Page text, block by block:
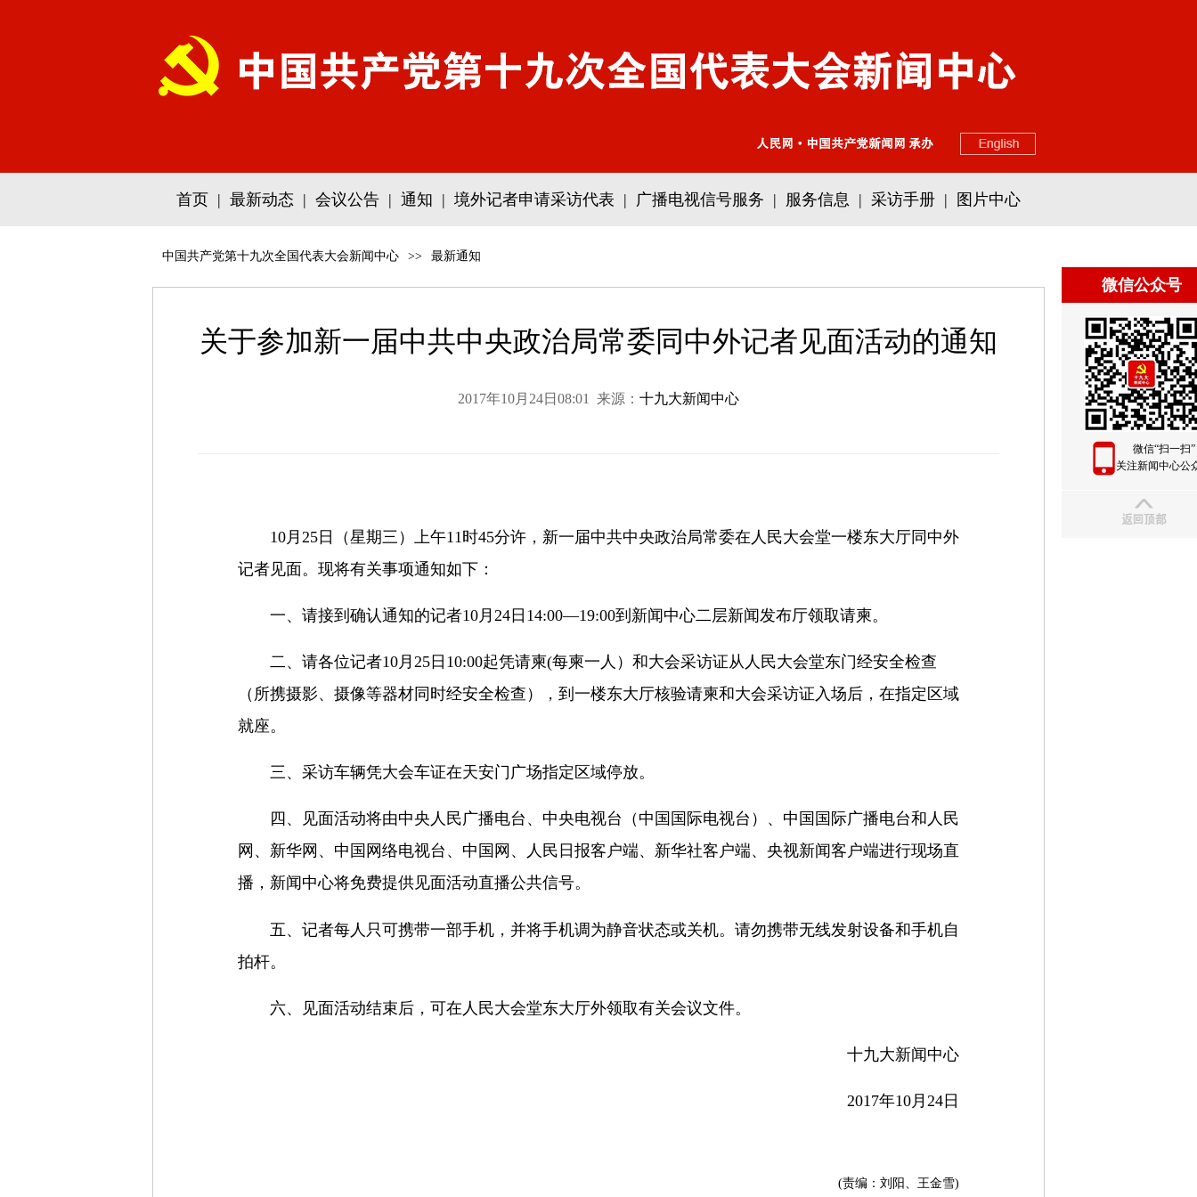
首页 | 最新动态 | 会议公告 | 通知 | 境外记者申请采访代表 | 广播电视信号服务 | 服务信息 | 采访手册 | 图片中心
中国共产党第十九次全国代表大会新闻中心 >> 最新通知
关于参加新一届中共中央政治局常委同中外记者见面活动的通知
2017年10月24日08:01 来源： 十九大新闻中心
10月25日（星期三）上午11时45分许，新一届中共中央政治局常委在人民大会堂一楼东大厅同中外
记者见面。现将有关事项通知如下：
一、请接到确认通知的记者10月24日14:00—19:00到新闻中心二层新闻发布厅领取请柬。
二、请各位记者10月25日10:00起凭请柬(每柬一人）和大会采访证从人民大会堂东门经安全检查
（所携摄影、摄像等器材同时经安全检查），到一楼东大厅核验请柬和大会采访证入场后，在指定区域
就座。
三、采访车辆凭大会车证在天安门广场指定区域停放。
四、见面活动将由中央人民广播电台、中央电视台（中国国际电视台）、中国国际广播电台和人民
网、新华网、中国网络电视台、中国网、人民日报客户端、新华社客户端、央视新闻客户端进行现场直
播，新闻中心将免费提供见面活动直播公共信号。
五、记者每人只可携带一部手机，并将手机调为静音状态或关机。请勿携带无线发射设备和手机自
拍杆。
六、见面活动结束后，可在人民大会堂东大厅外领取有关会议文件。
十九大新闻中心
2017年10月24日
(责编：刘阳、王金雪)
微信公众号
微信“扫一扫”
关注新闻中心公